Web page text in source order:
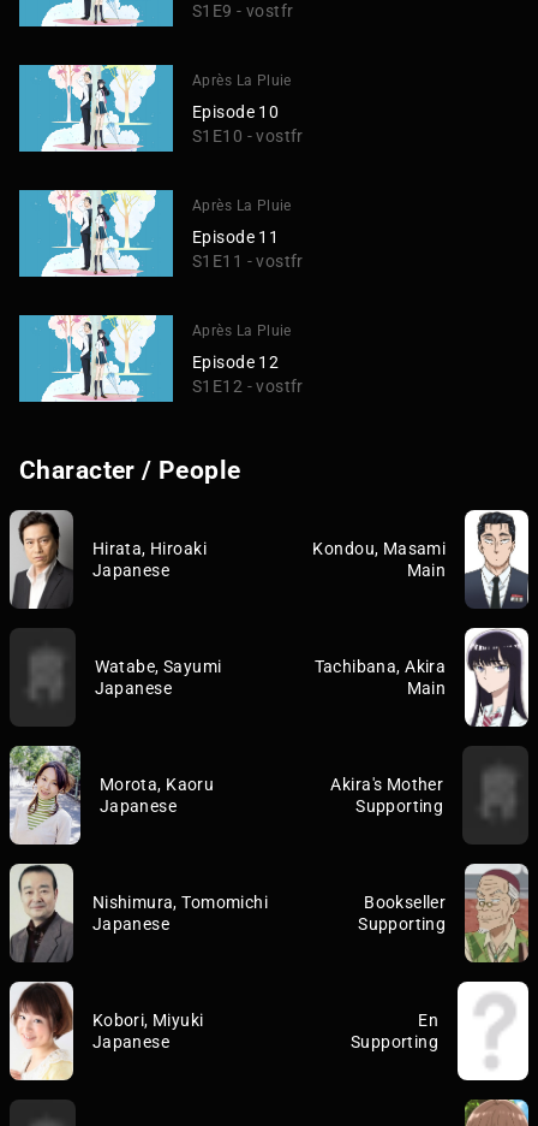
S1E9 - vostfr
Après La Pluie
Episode 10
S1E10 - vostfr
Après La Pluie
Episode 11
S1E11 - vostfr
Après La Pluie
Episode 12
S1E12 - vostfr
Character / People
Hirata, Hiroaki
Japanese
Kondou, Masami
Main
Watabe, Sayumi
Japanese
Tachibana, Akira
Main
Morota, Kaoru
Japanese
Akira's Mother
Supporting
Nishimura, Tomomichi
Japanese
Bookseller
Supporting
Kobori, Miyuki
Japanese
En
Supporting